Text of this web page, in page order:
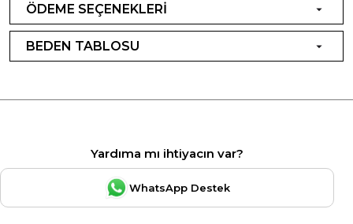
ÖDEME SEÇENEKLERİ
BEDEN TABLOSU
Yardıma mı ihtiyacın var?
WhatsApp Destek